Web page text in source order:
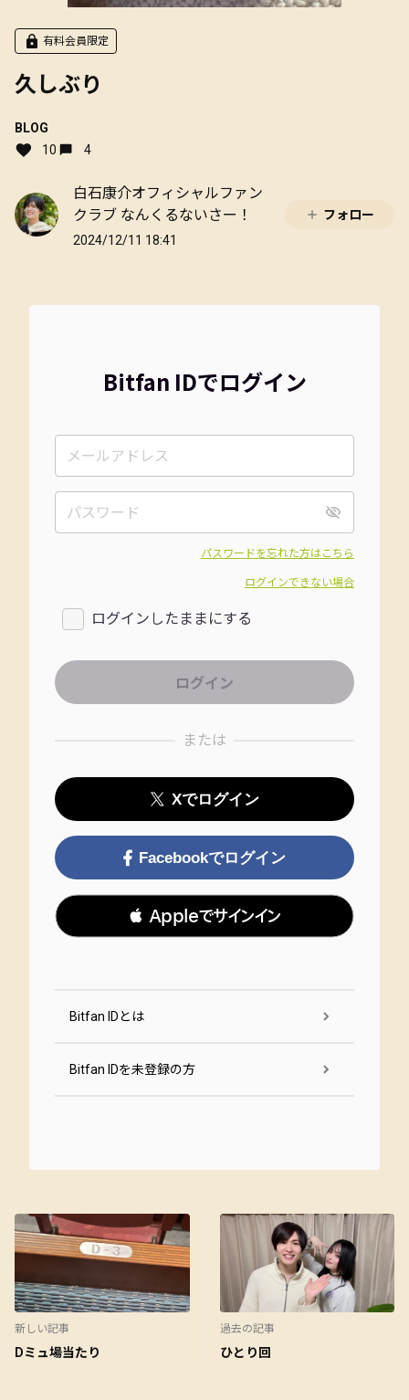
有料会員限定
久しぶり
BLOG
10
4
白石康介オフィシャルファン
クラブ なんくるないさー！
2024/12/11 18:41
フォロー
Bitfan IDでログイン
パスワードを忘れた方はこちら
ログインできない場合
ログインしたままにする
または
Xでログイン
Facebookでログイン
 Appleでサインイン
Bitfan IDとは
Bitfan IDを未登録の方
新しい記事
Dミュ場当たり
過去の記事
ひとり回